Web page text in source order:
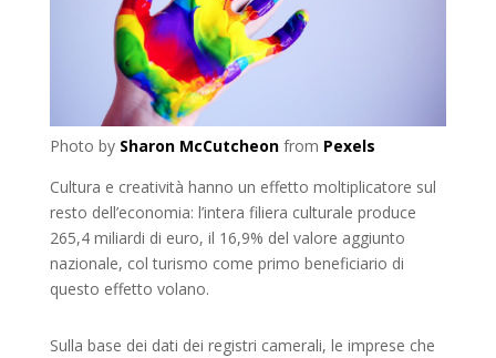
Photo by Sharon McCutcheonfrom Pexels
Cultura e creatività hanno un effetto moltiplicatore sul
resto dell’economia: l’intera filiera culturale produce
265,4 miliardi di euro, il 16,9% del valore aggiunto
nazionale, col turismo come primo beneficiario di
questo effetto volano.
Sulla base dei dati dei registri camerali, le imprese che